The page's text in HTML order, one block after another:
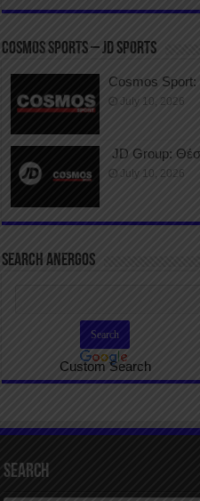
COSMOS SPORTS – JD SPORTS
Cosmos
July 10, 2026
JD Group:
July 10, 2026
SEARCH ANERGOS
Custom Search
Search